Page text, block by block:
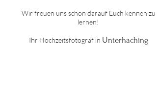
Wir freuen uns schon darauf Euch kennen zu
lernen!
Ihr Hochzeitsfotograf in Unterhaching